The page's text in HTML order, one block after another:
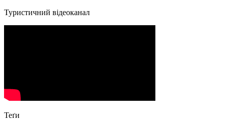
Туристичний відеоканал
Теґи